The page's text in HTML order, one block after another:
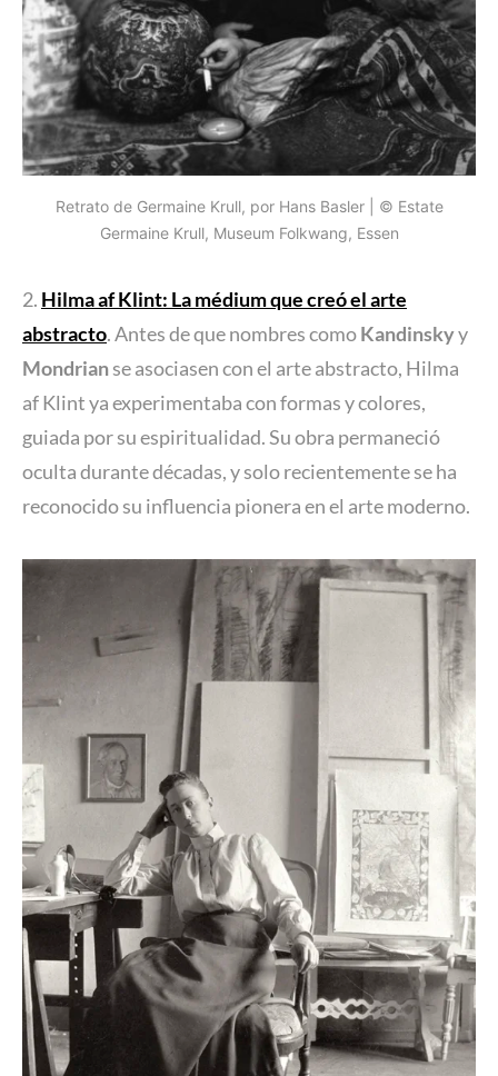
Retrato de Germaine Krull, por Hans Basler | © Estate
Germaine Krull, Museum Folkwang, Essen
2. Hilma af Klint: La médium que creó el arte
abstracto. Antes de que nombres comoKandinskyy
Mondrianse asociasen con el arte abstracto, Hilma
af Klint ya experimentaba con formas y colores,
guiada por su espiritualidad. Su obra permaneció
oculta durante décadas, y solo recientemente se ha
reconocido su influencia pionera en el arte moderno.